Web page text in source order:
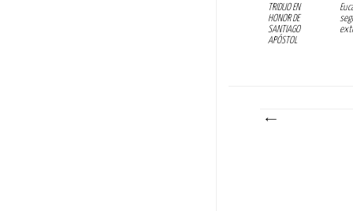
TRIDUO EN
HONOR DE
SANTIAGO
APÓSTOL